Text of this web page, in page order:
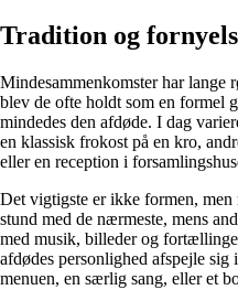
Tradition og
Mindesammenkomster har lange
blev de ofte holdt som en formel
mindedes den afdøde. I dag
en klassisk frokost på en kro,
eller en reception i
Det vigtigste er ikke formen,
stund med de nærmeste, mens
med musik, billeder og
afdødes personlighed afspejle sig
menuen, en særlig sang, eller et